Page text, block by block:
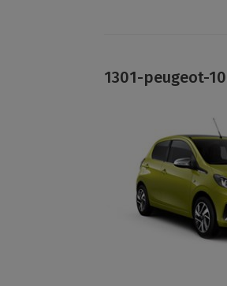
1301-peugeot-